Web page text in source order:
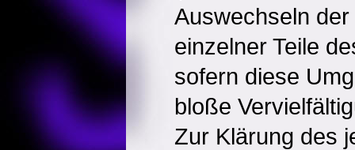
Auswechseln
einzelner Teile
sofern diese
bloße
Zur Klärung des